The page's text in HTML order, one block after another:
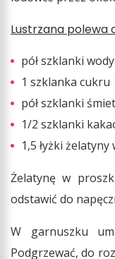
Lustrzana polewa
pół szklanki
1 szklanka cukru
pół szklanki
1/2 szklanki
1,5 łyżki
Żelatynę w
odstawić do
W garnuszku
Podgrzewać, do